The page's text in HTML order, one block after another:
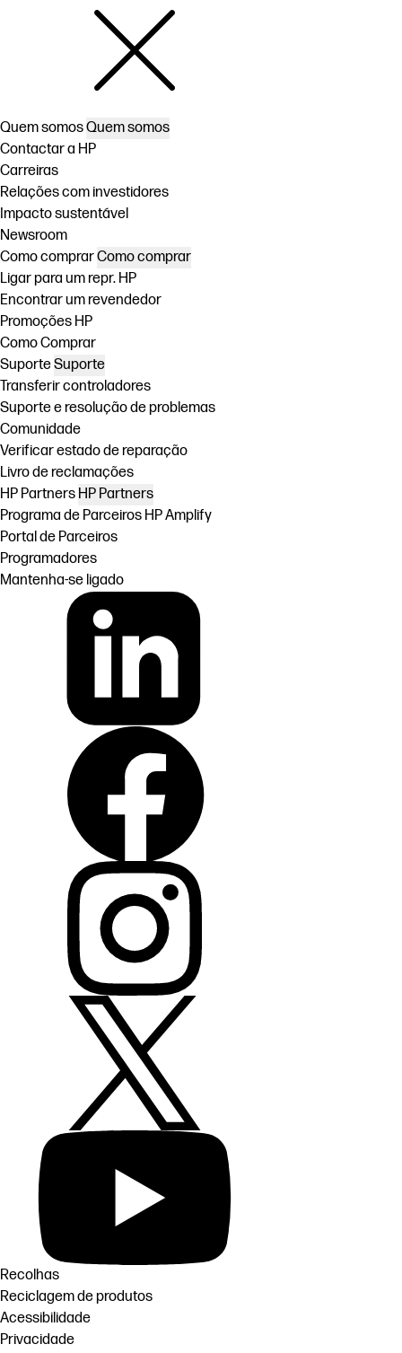
Quem somosQuem somos
Contactar a HP
Carreiras
Relações com investidores
Impacto sustentável
Newsroom
Como comprarComo comprar
Ligar para um repr. HP
Encontrar um revendedor
Promoções HP
Como Comprar
SuporteSuporte
Transferir controladores
Suporte e resolução de problemas
Comunidade
Verificar estado de reparação
Livro de reclamações
HP Partners HP Partners
Programa de Parceiros HP Amplify
Portal de Parceiros
Programadores
Mantenha-se ligado
Recolhas
Reciclagem de produtos
Acessibilidade
Privacidade